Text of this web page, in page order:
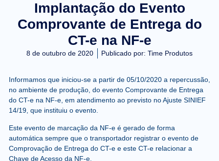
Implantação do Evento
Comprovante de Entrega do
CT-e na NF-e
8 de outubro de 2020 Publicado por: Time Produtos
Informamos que iniciou-se a partir de 05/10/2020 a repercussão,
no ambiente de produção, do evento Comprovante de Entrega
do CT-e na NF-e, em atendimento ao previsto no Ajuste SINIEF
14/19, que instituiu o evento.
Este evento de marcação da NF-e é gerado de forma
automática sempre que o transportador registrar o evento de
Comprovação de Entrega do CT-e e este CT-e relacionar a
Chave de Acesso da NF-e.